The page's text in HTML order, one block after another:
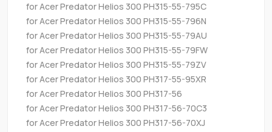
for Acer Predator Helios 300 PH315-55-795C
for Acer Predator Helios 300 PH315-55-796N
for Acer Predator Helios 300 PH315-55-79AU
for Acer Predator Helios 300 PH315-55-79FW
for Acer Predator Helios 300 PH315-55-79ZV
for Acer Predator Helios 300 PH317-55-95XR
for Acer Predator Helios 300 PH317-56
for Acer Predator Helios 300 PH317-56-70C3
for Acer Predator Helios 300 PH317-56-70XJ